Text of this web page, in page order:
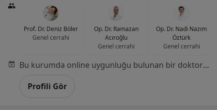
Prof. Dr. Deniz Böler
Genel cerrahi
Op. Dr. Ramazan
Acıroğlu
Genel cerrahi
Op. Dr. Nadi Nazım
Öztürk
Genel cerrahi
Bu kurumda online uygunluğu bulunan bir doktor veya uzman bulunamadı
Profili Gör